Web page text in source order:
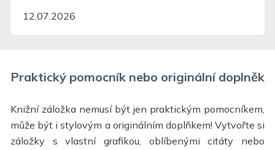
14.07.2026
Praktický pomocník nebo originální doplněk
Knižní záložka nemusí být jen praktickým pomocníkem,
může být i stylovým a originálním doplňkem! Vytvořte si
záložky s vlastní grafikou, oblíbenými citáty nebo